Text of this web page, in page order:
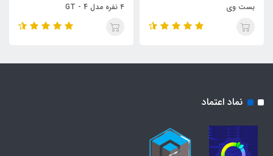
بست وی
۴ نفره مدل GT - 4
نماد اعتماد